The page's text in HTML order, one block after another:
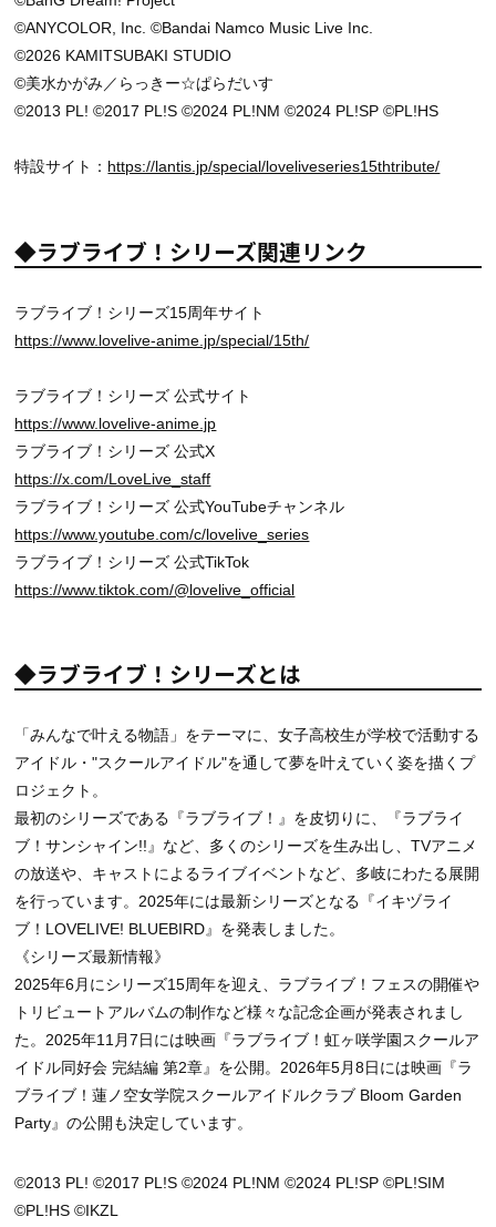
©ANYCOLOR, Inc. ©Bandai Namco Music Live Inc.
©2026 KAMITSUBAKI STUDIO
©美水かがみ／らっきー☆ぱらだいす
©2013 PL! ©2017 PL!S ©2024 PL!NM ©2024 PL!SP ©PL!HS
特設サイト： https://lantis.jp/special/loveliveseries15thtribute/
◆ラブライブ！シリーズ関連リンク
ラブライブ！シリーズ15周年サイト
https://www.lovelive-anime.jp/special/15th/
ラブライブ！シリーズ 公式サイト
https://www.lovelive-anime.jp
ラブライブ！シリーズ 公式X
https://x.com/LoveLive_staff
ラブライブ！シリーズ 公式YouTubeチャンネル
https://www.youtube.com/c/lovelive_series
ラブライブ！シリーズ 公式TikTok
https://www.tiktok.com/@lovelive_official
◆ラブライブ！シリーズとは
「みんなで叶える物語」をテーマに、女子高校生が学校で活動する
アイドル・"スクールアイドル"を通して夢を叶えていく姿を描くプ
ロジェクト。
最初のシリーズである『ラブライブ！』を皮切りに、『ラブライ
ブ！サンシャイン!!』など、多くのシリーズを生み出し、TVアニメ
の放送や、キャストによるライブイベントなど、多岐にわたる展開
を行っています。2025年には最新シリーズとなる『イキヅライ
ブ！LOVELIVE! BLUEBIRD』を発表しました。
《シリーズ最新情報》
2025年6月にシリーズ15周年を迎え、ラブライブ！フェスの開催や
トリビュートアルバムの制作など様々な記念企画が発表されまし
た。2025年11月7日には映画『ラブライブ！虹ヶ咲学園スクールア
イドル同好会 完結編 第2章』を公開。2026年5月8日には映画『ラ
ブライブ！蓮ノ空女学院スクールアイドルクラブ Bloom Garden
Party』の公開も決定しています。
©2013 PL! ©2017 PL!S ©2024 PL!NM ©2024 PL!SP ©PL!SIM
©PL!HS ©IKZL